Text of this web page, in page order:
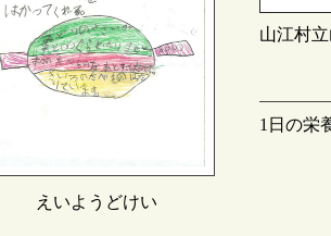
えいようどけい
山江村
1日の栄